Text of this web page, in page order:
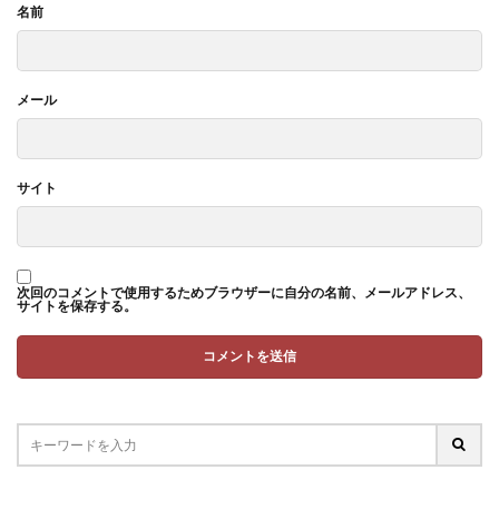
名前
メール
サイト
次回のコメントで使用するためブラウザーに自分の名前、メールアドレス、
サイトを保存する。